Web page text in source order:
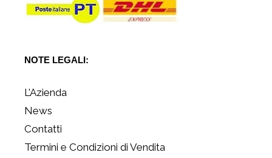
NOTE LEGALI:
L’Azienda
News
Contatti
Termini e Condizioni di Vendita